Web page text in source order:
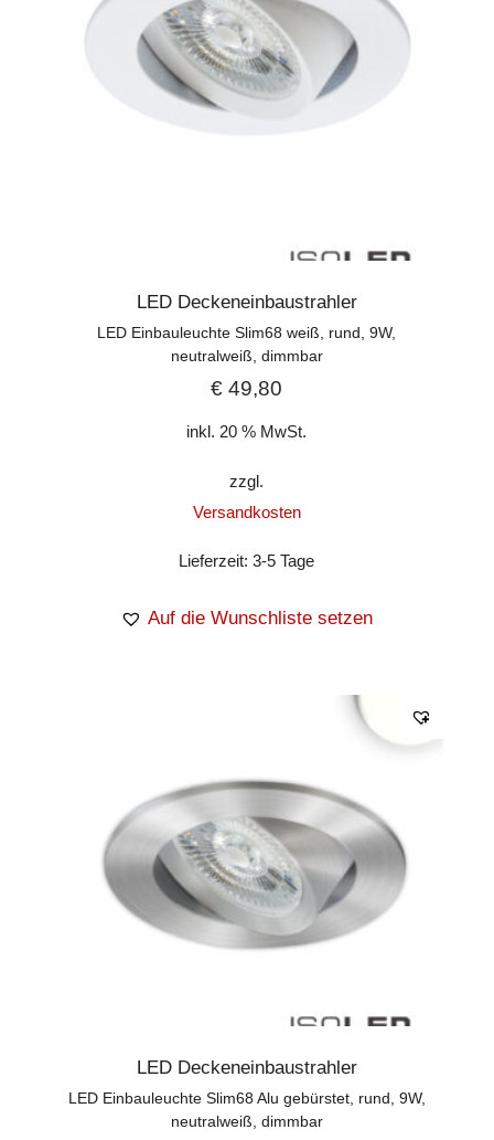
LED Deckeneinbaustrahler
LED Einbauleuchte Slim68 weiß, rund, 9W,
neutralweiß, dimmbar
€ 49,80
inkl. 20 % MwSt.
zzgl.
Versandkosten
Lieferzeit:3-5 Tage
Auf die Wunschliste setzen
LED Deckeneinbaustrahler
LED Einbauleuchte Slim68 Alu gebürstet, rund, 9W,
neutralweiß, dimmbar